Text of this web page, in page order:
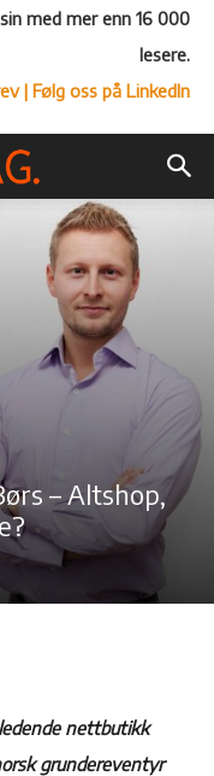
med mer enn 16 000
lesere.
| Følg oss på LinkedIn
– Altshop,
nettbutikk
grundereventyr